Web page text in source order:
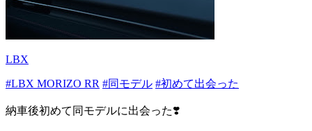
LBX
#LBX MORIZO RR #同モデル #初めて出会った
納車後初めて同モデルに出会った❣️